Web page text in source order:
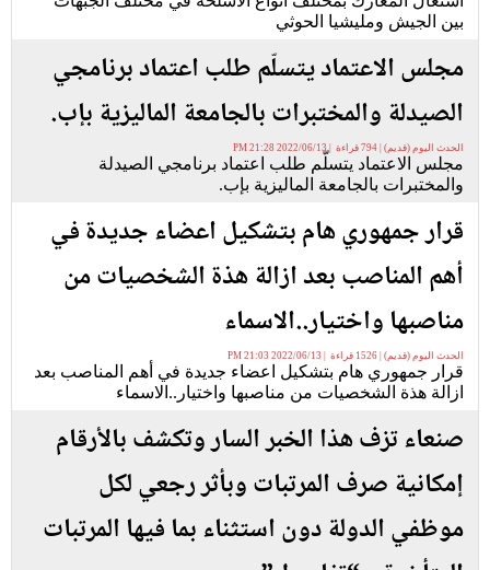
بين الجيش ومليشيا الحوثي
مجلس الاعتماد يتسلّم طلب اعتماد برنامجي
الصيدلة والمختبرات بالجامعة الماليزية بإب.
الحدث اليوم (قديم) | 794 قراءة | 2022/06/13 21:28 PM
مجلس الاعتماد يتسلّم طلب اعتماد برنامجي الصيدلة
والمختبرات بالجامعة الماليزية بإب.
قرار جمهوري هام بتشكيل اعضاء جديدة في
أهم المناصب بعد ازالة هذة الشخصيات من
مناصبها واختيار..الاسماء
الحدث اليوم (قديم) | 1526 قراءة | 2022/06/13 21:03 PM
قرار جمهوري هام بتشكيل اعضاء جديدة في أهم المناصب بعد
ازالة هذة الشخصيات من مناصبها واختيار..الاسماء
صنعاء تزف هذا الخبر السار وتكشف بالأرقام
إمكانية صرف المرتبات وبأثر رجعي لكل
موظفي الدولة دون استثناء بما فيها المرتبات